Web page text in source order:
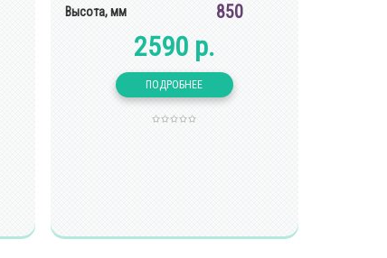
Высота, мм 850
2590 р.